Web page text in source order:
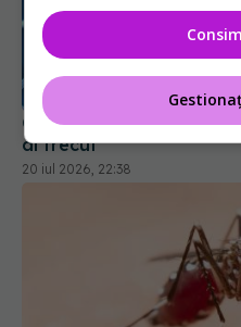
Cum își amintește
ai trecut
20 iul 2026, 22:38